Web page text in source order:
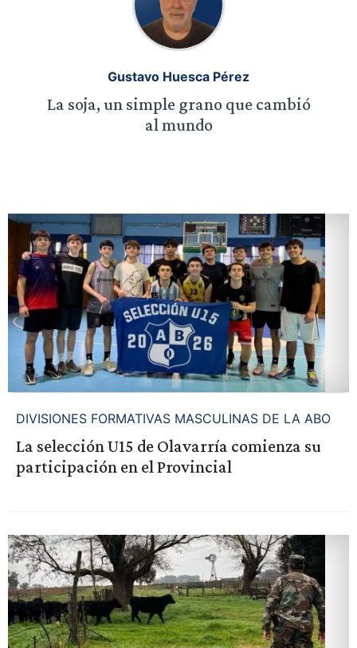
Gustavo Huesca Pérez
La soja, un simple grano que cambió
al mundo
DIVISIONES FORMATIVAS MASCULINAS DE LA ABO
La selección U15 de Olavarría comienza su
participación en el Provincial